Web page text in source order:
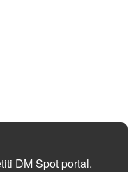
DM Spot portal.